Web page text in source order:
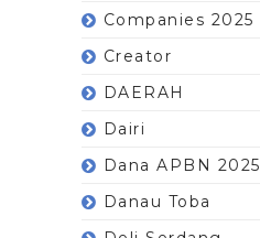
Companies 2025
Creator
DAERAH
Dairi
Dana APBN 2025
Danau Toba